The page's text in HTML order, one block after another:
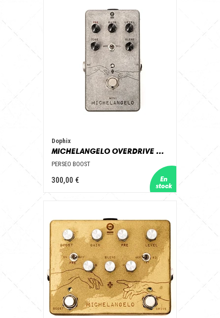
Dophix
MICHELANGELO OVERDRIVE MINI
PERSEO BOOST
300,00 €